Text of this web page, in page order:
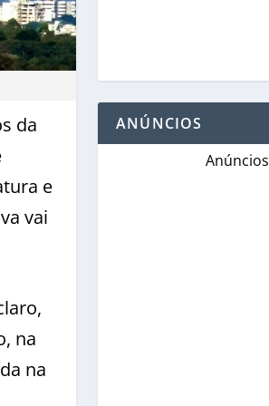
da
e
vai
na
na
ANÚNCIOS
Anúncios